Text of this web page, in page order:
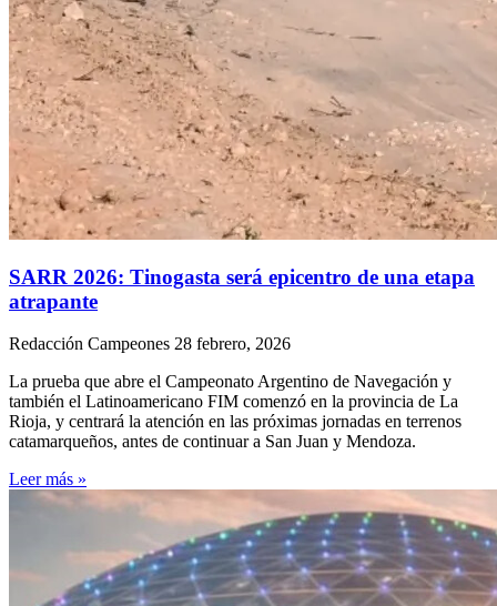
SARR 2026: Tinogasta será epicentro de una etapa
atrapante
Redacción Campeones 28 febrero, 2026
La prueba que abre el Campeonato Argentino de Navegación y
también el Latinoamericano FIM comenzó en la provincia de La
Rioja, y centrará la atención en las próximas jornadas en terrenos
catamarqueños, antes de continuar a San Juan y Mendoza.
Leer más »